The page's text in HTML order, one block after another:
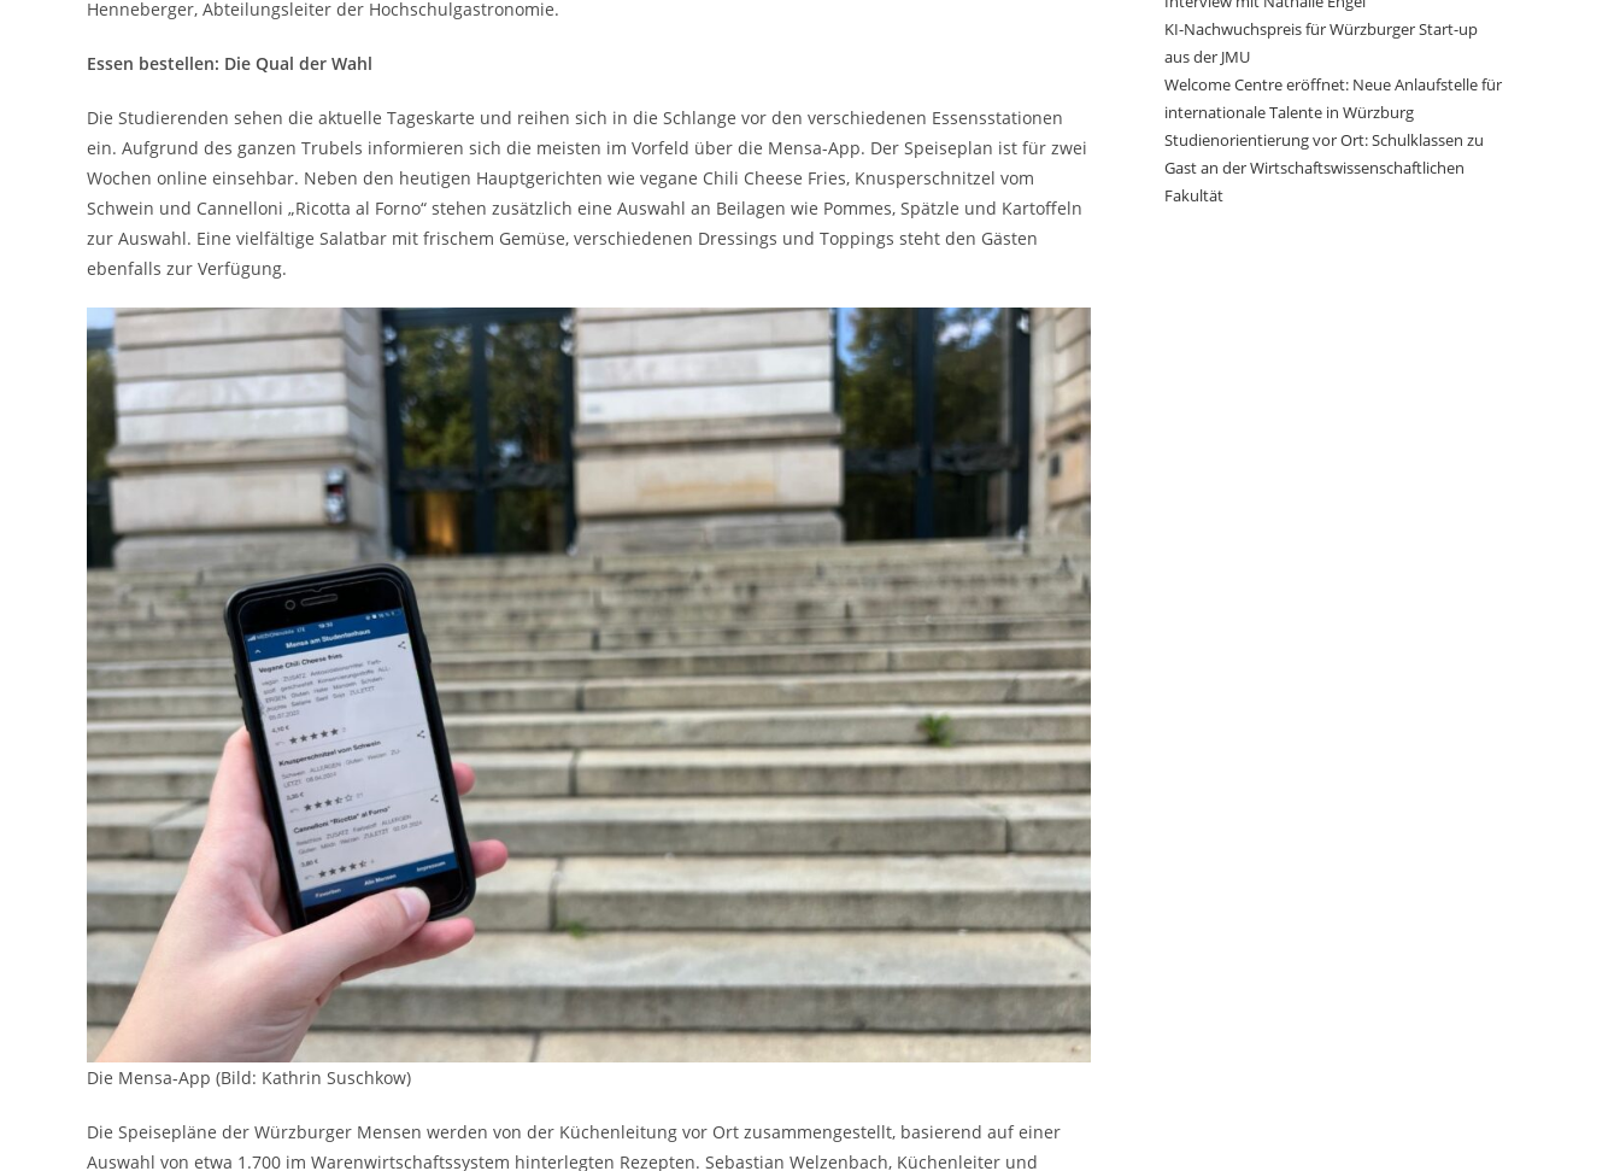
Henneberger, Abteilungsleiter der Hochschulgastronomie.
Essen bestellen: Die Qual der Wahl
Die Studierenden sehen die aktuelle Tageskarte und reihen sich in die Schlange vor den verschiedenen Essensstationen
ein. Aufgrund des ganzen Trubels informieren sich die meisten im Vorfeld über die Mensa-App. Der Speiseplan ist für zwei
Wochen online einsehbar. Neben den heutigen Hauptgerichten wie vegane Chili Cheese Fries, Knusperschnitzel vom
Schwein und Cannelloni „Ricotta al Forno“ stehen zusätzlich eine Auswahl an Beilagen wie Pommes, Spätzle und Kartoffeln
zur Auswahl. Eine vielfältige Salatbar mit frischem Gemüse, verschiedenen Dressings und Toppings steht den Gästen
ebenfalls zur Verfügung.
Die Mensa-App (Bild: Kathrin Suschkow)
Die Speisepläne der Würzburger Mensen werden von der Küchenleitung vor Ort zusammengestellt, basierend auf einer
Auswahl von etwa 1.700 im Warenwirtschaftssystem hinterlegten Rezepten. Sebastian Welzenbach, Küchenleiter und
KI-Nachwuchspreis für Würzburger Start-up
aus der JMU
Welcome Centre eröffnet: Neue Anlaufstelle für
internationale Talente in Würzburg
Studienorientierung vor Ort: Schulklassen zu
Gast an der Wirtschaftswissenschaftlichen
Fakultät